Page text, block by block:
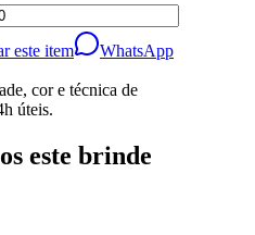
este item WhatsApp
cor e técnica de
úteis.
este brinde